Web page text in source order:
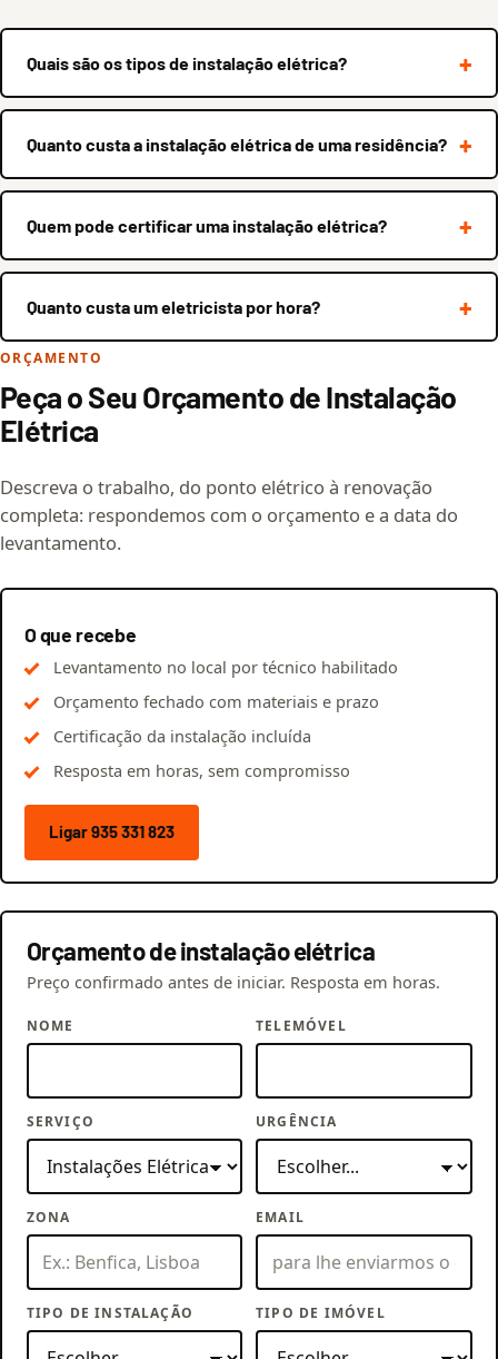
Quais são os tipos de instalação elétrica?
Quanto custa a instalação elétrica de uma residência?
Quem pode certificar uma instalação elétrica?
Quanto custa um eletricista por hora?
ORÇAMENTO
Peça o Seu Orçamento de Instalação
Elétrica
Descreva o trabalho, do ponto elétrico à renovação
completa: respondemos com o orçamento e a data do
levantamento.
O que recebe
Levantamento no local por técnico habilitado
Orçamento fechado com materiais e prazo
Certificação da instalação incluída
Resposta em horas, sem compromisso
Ligar 935 331 823
Orçamento de instalação elétrica
Preço confirmado antes de iniciar. Resposta em horas.
NOME TELEMÓVEL
SERVIÇO URGÊNCIA
ZONA EMAIL
TIPO DE INSTALAÇÃO TIPO DE IMÓVEL